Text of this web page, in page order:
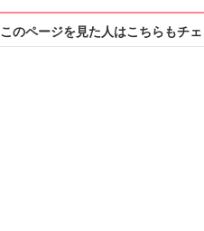
このページを見た人はこちらもチ